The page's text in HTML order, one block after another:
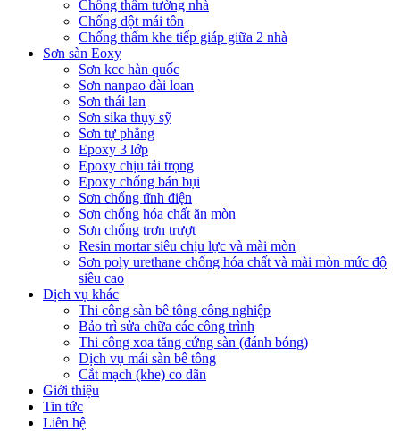
Chống thấm tường nhà
Chống dột mái tôn
Chống thấm khe tiếp giáp giữa 2 nhà
Sơn sàn Eoxy
Sơn kcc hàn quốc
Sơn nanpao đài loan
Sơn thái lan
Sơn sika thụy sỹ
Sơn tự phẳng
Epoxy 3 lớp
Epoxy chịu tải trọng
Epoxy chống bán bụi
Sơn chống tĩnh điện
Sơn chống hóa chất ăn mòn
Sơn chống trơn trượt
Resin mortar siêu chịu lực và mài mòn
Sơn poly urethane chống hóa chất và mài mòn mức độ
siêu cao
Dịch vụ khác
Thi công sàn bê tông công nghiệp
Bảo trì sửa chữa các công trình
Thi công xoa tăng cứng sàn (đánh bóng)
Dịch vụ mái sàn bê tông
Cắt mạch (khe) co dãn
Giới thiệu
Tin tức
Liên hệ